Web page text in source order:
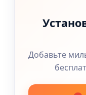
Добавьте